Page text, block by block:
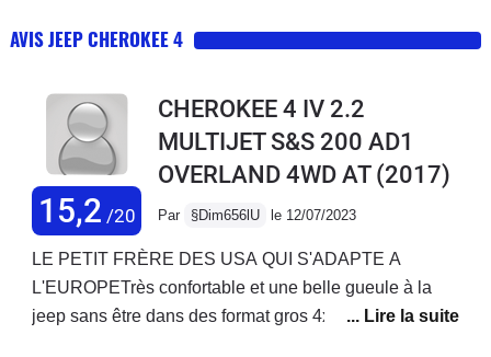
AVIS JEEP CHEROKEE 4
15,2 /20
CHEROKEE 4 IV 2.2
MULTIJET S&S 200 AD1
OVERLAND 4WD AT(2017)
Par §Dim656lU le 12/07/2023
LE PETIT FRÈRE DES USA QUI S'ADAPTE A
L'EUROPETrès confortable et une belle gueule à la
jeep sans être dans des format gros 4x4.La version